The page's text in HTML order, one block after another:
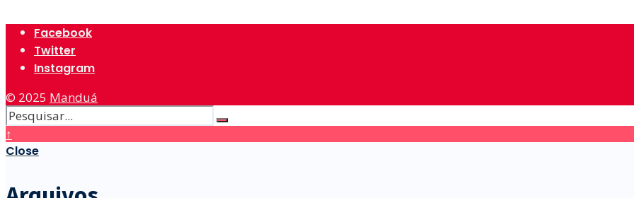
Facebook
Twitter
Instagram
© 2025 Manduá
↑
Close